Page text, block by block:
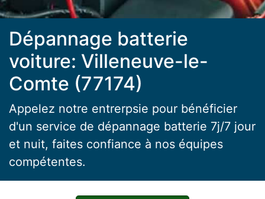
Dépannage batterie
voiture: Villeneuve-le-
Comte (77174)
Appelez notre entrerpsie pour bénéficier
d'un service de dépannage batterie 7j/7 jour
et nuit, faites confiance à nos équipes
compétentes.